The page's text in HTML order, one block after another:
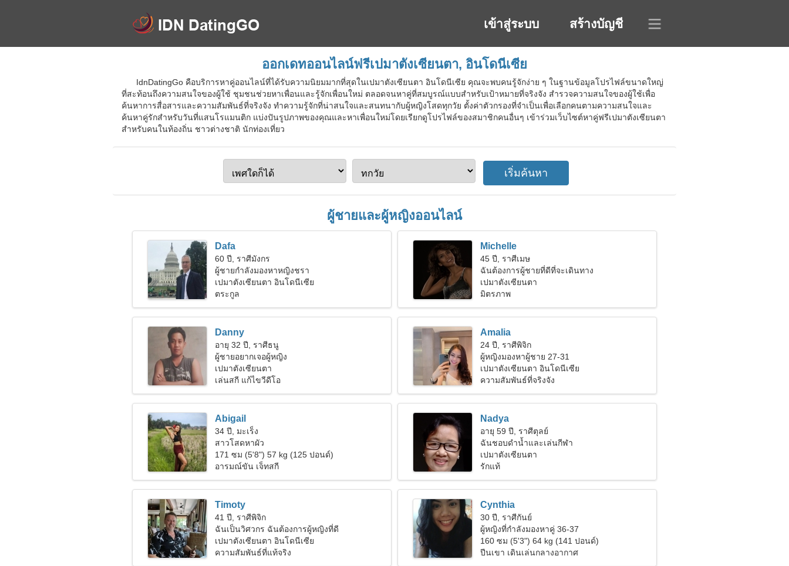
เข้าสู่ระบบ สร้างบัญชี
ออกเดทออนไลน์ฟรีเปมาตังเซียนตา, อินโดนีเซีย
IdnDatingGo คือบริการหาคู่ออนไลน์ที่ได้รับความนิยมมากที่สุดในเปมาตังเซียนตา อินโดนีเซีย คุณจะพบคนรู้จักง่าย ๆ ในฐานข้อมูลโปรไฟล์ขนาดใหญ่
ที่สะท้อนถึงความสนใจของผู้ใช้ ชุมชนช่วยหาเพื่อนและรู้จักเพื่อนใหม่ ตลอดจนหาคู่ที่สมบูรณ์แบบสำหรับเป้าหมายที่จริงจัง สำรวจความสนใจของผู้ใช้เพื่อ
ค้นหาการสื่อสารและความสัมพันธ์ที่จริงจัง ทำความรู้จักที่น่าสนใจและสนทนากับผู้หญิงโสดทุกวัย ตั้งค่าตัวกรองที่จำเป็นเพื่อเลือกคนตามความสนใจและ
ค้นหาคู่รักสำหรับวันที่แสนโรแมนติก แบ่งปันรูปภาพของคุณและหาเพื่อนใหม่โดยเรียกดูโปรไฟล์ของสมาชิกคนอื่นๆ เข้าร่วมเว็บไซต์หาคู่ฟรีเปมาตังเซียนตา
สำหรับคนในท้องถิ่น ชาวต่างชาติ นักท่องเที่ยว
ผู้ชายและผู้หญิงออนไลน์
Dafa
60 ปี, ราศีมังกร
ผู้ชายกำลังมองหาหญิงชรา
เปมาตังเซียนตา อินโดนีเซีย
ตระกูล
Michelle
45 ปี, ราศีเมษ
ฉันต้องการผู้ชายที่ดีที่จะเดินทาง
เปมาตังเซียนตา
มิตรภาพ
Danny
อายุ 32 ปี, ราศีธนู
ผู้ชายอยากเจอผู้หญิง
เปมาตังเซียนตา
เล่นสกี แก้ไขวีดีโอ
Amalia
24 ปี, ราศีพิจิก
ผู้หญิงมองหาผู้ชาย 27-31
เปมาตังเซียนตา อินโดนีเซีย
ความสัมพันธ์ที่จริงจัง
Abigail
34 ปี, มะเร็ง
สาวโสดหาผัว
171 ซม (5'8") 57 kg (125 ปอนด์)
อารมณ์ขัน เจ็ทสกี
Nadya
อายุ 59 ปี, ราศีตุลย์
ฉันชอบดำน้ำและเล่นกีฬา
เปมาตังเซียนตา
รักแท้
Timoty
41 ปี, ราศีพิจิก
ฉันเป็นวิศวกร ฉันต้องการผู้หญิงที่ดี
เปมาตังเซียนตา อินโดนีเซีย
ความสัมพันธ์ที่แท้จริง
Cynthia
30 ปี, ราศีกันย์
ผู้หญิงที่กำลังมองหาคู่ 36-37
160 ซม (5'3") 64 kg (141 ปอนด์)
ปีนเขา เดินเล่นกลางอากาศ